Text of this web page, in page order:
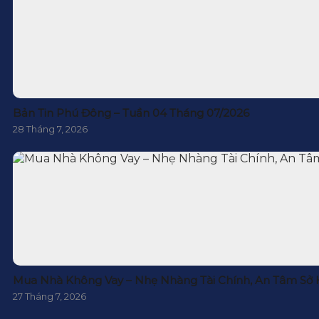
Bản Tin Phú Đông – Tuần 04 Tháng 07/2026
28 Tháng 7, 2026
Mua Nhà Không Vay – Nhẹ Nhàng Tài Chính, An Tâm Sở
27 Tháng 7, 2026